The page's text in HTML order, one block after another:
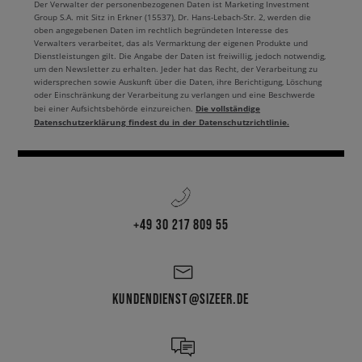
Aufmerksamkeit verdient. Diese trendigen adidas Schuhe für Herren
peppen jedes Outfit auf, indem sie perfekt zu den anderen Stücken in
deinem Kleiderschrank passen. Das sind natürlich nur ein paar der
Vorschläge, die du bei uns findest. Wenn du mehr wissen willst, schau in
unseren Filialen vorbei oder stöbere im Online Shop durch das adidas
Schuhsortiment für Herren.
Shapes für den Winter in der City
Die adidas Schuhe für Herren in der Winterversion sind nicht nur ein
eine stilvolle Ergänzung deiner Wintergarderobe. Die adidas
Wintersneaker und -stiefel kombinieren innovative Technologie mit
einzigartigem Design und bieten nicht nur Komfort, sondern auch einen
sie die perfekte Wahl für alle, die auch in den kälteren Monaten nicht auf
ihren dynamischen Lebensstil verzichten wollen. Außerdem verleihen
raffinierte Details und moderne Formen den Styles einen
Optionen ist nur die kultige Terrex-Reihe zu nennen. Die adidas Terrex
Der Verwalter der personenbezogenen Daten ist Marketing Investment
Group S.A. mit Sitz in Erkner (15537), Dr. Hans-Lebach-Str. 2, werden die
oben angegebenen Daten im rechtlich begründeten Interesse des
Verwalters verarbeitet, das als Vermarktung der eigenen Produkte und
Dienstleistungen gilt. Die Angabe der Daten ist freiwillig, jedoch notwendig,
um den Newsletter zu erhalten. Jeder hat das Recht, der Verarbeitung zu
widersprechen sowie Auskunft über die Daten, ihre Berichtigung, Löschung
oder Einschränkung der Verarbeitung zu verlangen und eine Beschwerde
bei einer Aufsichtsbehörde einzureichen. Die vollständige
Datenschutzerklärung findest du in der Datenschutzrichtlinie.
+49 30 217 809 55
KUNDENDIENST@SIZEER.DE